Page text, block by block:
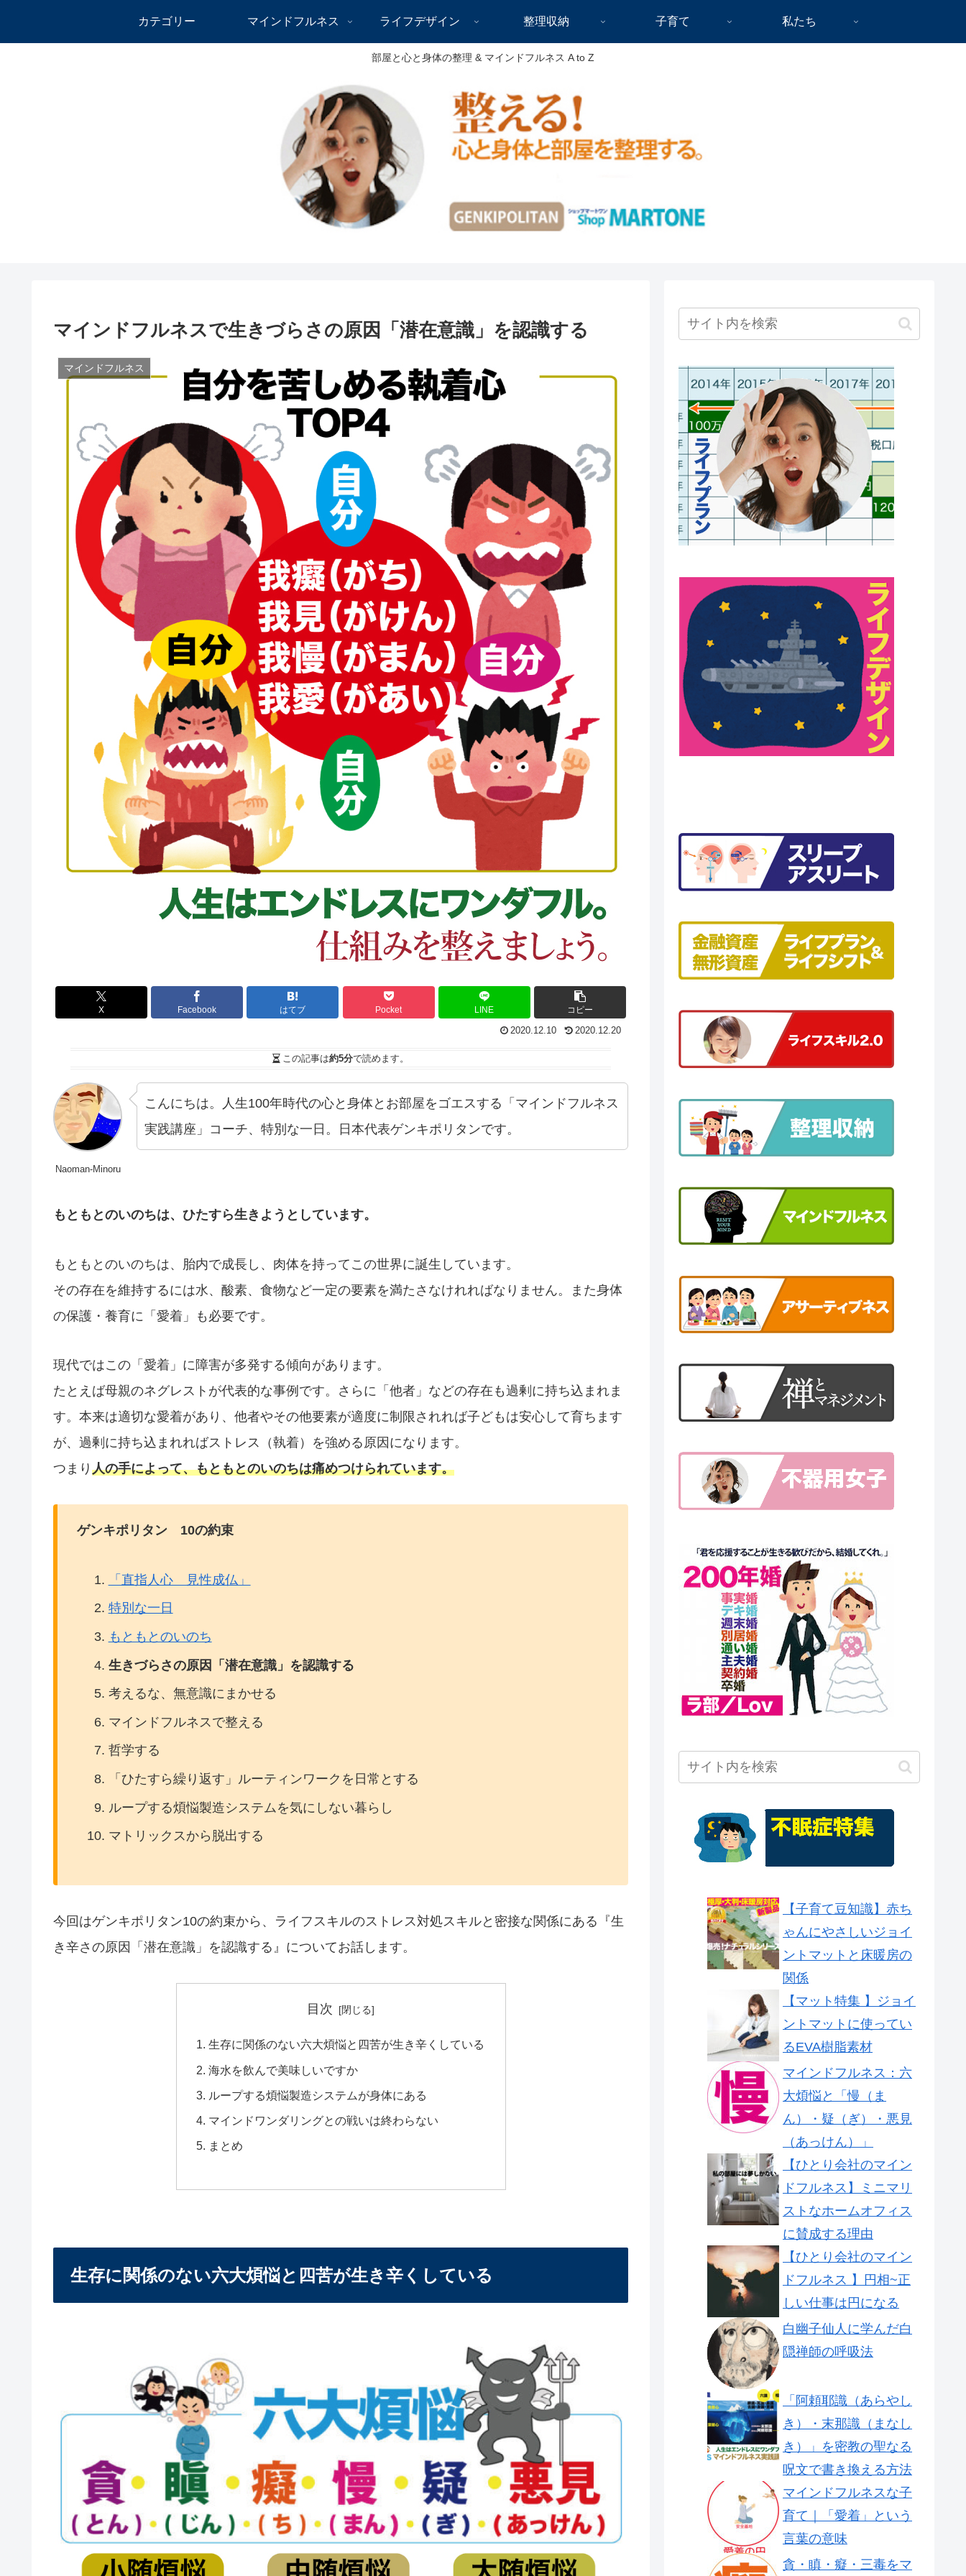
部屋と心と身体の整理 & マインドフルネス A to Z
カテゴリー マインドフルネス ライフデザイン 整理収納 子育て 私たち
マインドフルネスで生きづらさの原因「潜在意識」を認識する
マインドフルネス
X Facebook はてブ Pocket LINE コピー
2020.12.10 2020.12.20
この記事は約5分で読めます。
Naoman-Minoru
こんにちは。人生100年時代の心と身体とお部屋をゴエスする「マインドフルネス
実践講座」コーチ、特別な一日。日本代表ゲンキポリタンです。
もともとのいのちは、ひたすら生きようとしています。
もともとのいのちは、胎内で成長し、肉体を持ってこの世界に誕生しています。
その存在を維持するには水、酸素、食物など一定の要素を満たさなけれればなりません。また身体
の保護・養育に「愛着」も必要です。
現代ではこの「愛着」に障害が多発する傾向があります。
たとえば母親のネグレストが代表的な事例です。さらに「他者」などの存在も過剰に持ち込まれま
す。本来は適切な愛着があり、他者やその他要素が適度に制限されれば子どもは安心して育ちます
が、過剰に持ち込まれればストレス（執着）を強める原因になります。
つまり 人の手によって、もともとのいのちは痛めつけられています。
ゲンキポリタン 10の約束
「直指人心 見性成仏」
特別な一日
もともとのいのち
生きづらさの原因「潜在意識」を認識する
考えるな、無意識にまかせる
マインドフルネスで整える
哲学する
「ひたすら繰り返す」ルーティンワークを日常とする
ループする煩悩製造システムを気にしない暮らし
マトリックスから脱出する
今回はゲンキポリタン10の約束から、ライフスキルのストレス対処スキルと密接な関係にある『生
き辛さの原因「潜在意識」を認識する』についてお話します。
目次
生存に関係のない六大煩悩と四苦が生き辛くしている
海水を飲んで美味しいですか
ループする煩悩製造システムが身体にある
マインドワンダリングとの戦いは終わらない
まとめ
生存に関係のない六大煩悩と四苦が生き辛くしている
【子育て豆知識】赤ち
ゃんにやさしいジョイ
ントマットと床暖房の
関係
【マット特集 】ジョイ
ントマットに使ってい
るEVA樹脂素材
マインドフルネス：六
大煩悩と「慢（ま
ん）・疑（ぎ）・悪見
（あっけん）」
【ひとり会社のマイン
ドフルネス】ミニマリ
ストなホームオフィス
に賛成する理由
【ひとり会社のマイン
ドフルネス 】円相~正
しい仕事は円になる
白幽子仙人に学んだ白
隠禅師の呼吸法
「阿頼耶識（あらやし
き）・末那識（まなし
き）」を密教の聖なる
呪文で書き換える方法
マインドフルネスな子
育て｜「愛着」という
言葉の意味
貪・瞋・癡・三毒をマ